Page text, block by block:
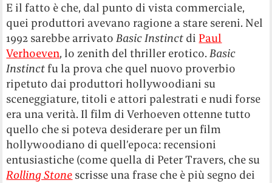
E il fatto è che, dal punto di vista commerciale,
quei produttori avevano ragione a stare sereni. Nel
1992 sarebbe arrivatoBasic Instinct di Paul
Verhoeven, lo zenith del thriller erotico.Basic
Instinctfu la prova che quel nuovo proverbio
ripetuto dai produttori hollywoodiani su
sceneggiature, titoli e attori palestrati e nudi forse
era una verità. Il film di Verhoeven ottenne tutto
quello che si poteva desiderare per un film
hollywoodiano di quell’epoca: recensioni
entusiastiche (come quella di Peter Travers, che su
Rolling Stone scrisse una frase che è più segno dei